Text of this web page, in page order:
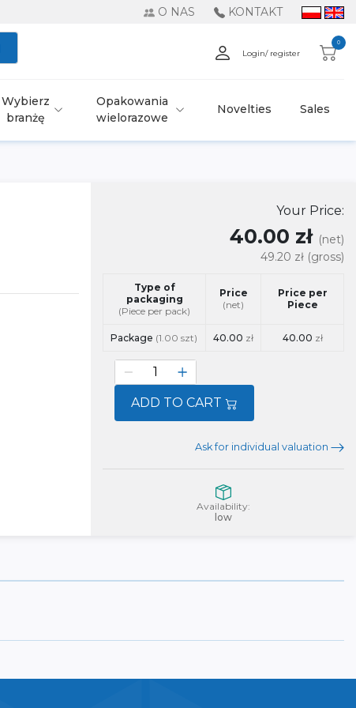
O NAS KONTAKT
Login/ register
0
Wybierz
branżę
Opakowania
wielorazowe
Novelties Sales
Your Price:
40.00 zł (net)
49.20 zł (gross)
Type of
packaging
(Piece per pack)
Price
(net)
Price per
Piece
Package (1.00 szt) 40.00 zł 40.00 zł
ADD TO CART
Ask for individual valuation
Availability:
low